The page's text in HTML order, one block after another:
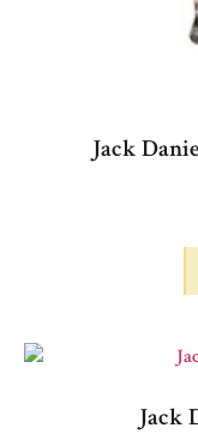
Jack
Jack